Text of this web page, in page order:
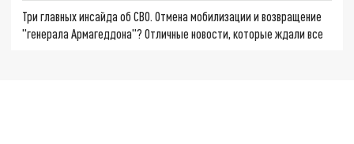
Три главных инсайда об СВО. Отмена мобилизации и возвращение
"генерала Армагеддона"? Отличные новости, которые ждали все